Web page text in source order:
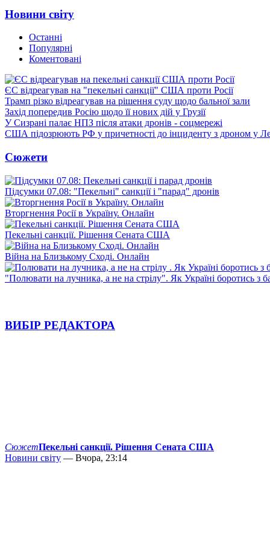
Новини світу
Останні
Популярні
Коментовані
ЄС відреагував на "пекельні санкції" США проти Росії
Трамп різко відреагував на рішення суду щодо бальної зали
Захід попередив Росію щодо її нових дій у Грузії
У Сизрані палає НПЗ після атаки дронів - соцмережі
США підозрюють РФ у причетності до інциденту з дроном у
Сюжети
Підсумки 07.08: "Пекельні" санкції і "парад" дронів
Вторгнення Росії в Україну. Онлайн
Пекельні санкції. Рішення Сената США
Війна на Близькому Сході. Онлайн
"Полювати на лучника, а не на стрілу". Як Україні боротись з
ВИБІР РЕДАКТОРА
СюжетПекельні санкції. Рішення Сената США
Новини світу — Вчора, 23:14